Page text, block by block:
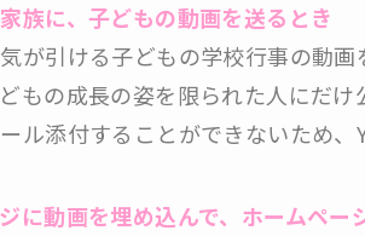
族に、子どもの動画を送るとき
が引ける子どもの学校行事の動
もの成長の姿を限られた人にだ
ル添付することができないため
に動画を埋め込んで、ホームペ